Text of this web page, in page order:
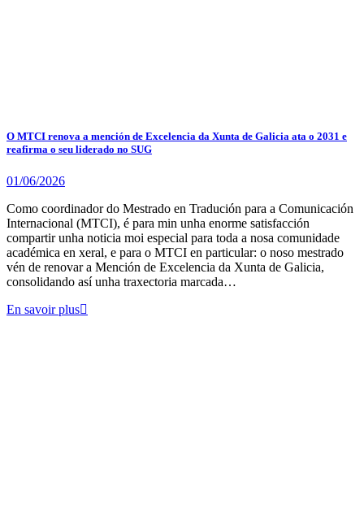
O MTCI renova a mención de Excelencia da Xunta de Galicia ata o 2031 e
reafirma o seu liderado no SUG
01/06/2026
Como coordinador do Mestrado en Tradución para a Comunicación
Internacional (MTCI), é para min unha enorme satisfacción
compartir unha noticia moi especial para toda a nosa comunidade
académica en xeral, e para o MTCI en particular: o noso mestrado
vén de renovar a Mención de Excelencia da Xunta de Galicia,
consolidando así unha traxectoria marcada…
En savoir plus